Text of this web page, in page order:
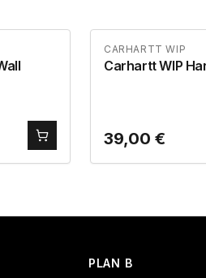
CARHARTT WIP
Carhartt WIP
39,00 €
PLAN B